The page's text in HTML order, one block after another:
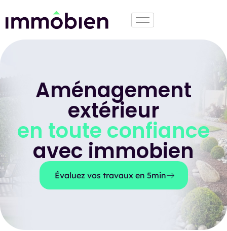
Aménagement
extérieur
en toute confiance
avec immobien
Évaluez vos travaux en 5min